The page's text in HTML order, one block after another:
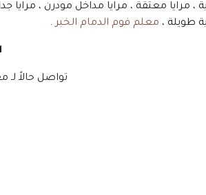
، مرايا معتقة ، مرايا مداخل مودرن ، مرايا
طويلة ، معلم فوم الدمام الخبر.
تواصل حالاً لـ